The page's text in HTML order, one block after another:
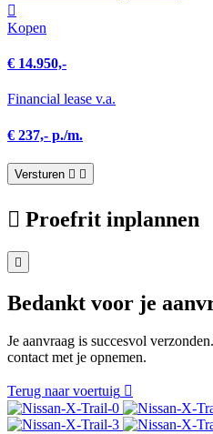
Kopen
€ 14.950,-
Financial lease v.a.
€ 237,- p./m.
Versturen
Proefrit inplannen
Bedankt voor je
Je aanvraag is succesvol
contact met je opnemen.
Terug naar voertuig